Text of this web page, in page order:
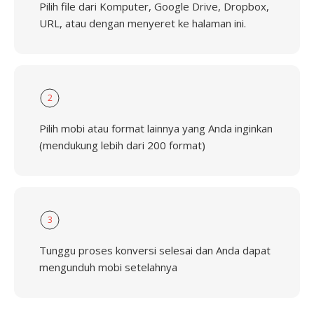
Pilih file dari Komputer, Google Drive, Dropbox,
URL, atau dengan menyeret ke halaman ini.
2
Pilih mobi atau format lainnya yang Anda inginkan
(mendukung lebih dari 200 format)
3
Tunggu proses konversi selesai dan Anda dapat
mengunduh mobi setelahnya